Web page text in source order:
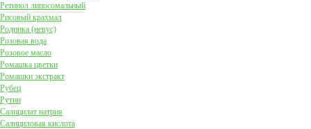
Ретинол липосомальный
Рисовый крахмал
Родинка (невус)
Розовая вода
Розовое масло
Ромашка цветки
Ромашки экстракт
Рубец
Рутин
Салицилат натрия
Салициловая кислота